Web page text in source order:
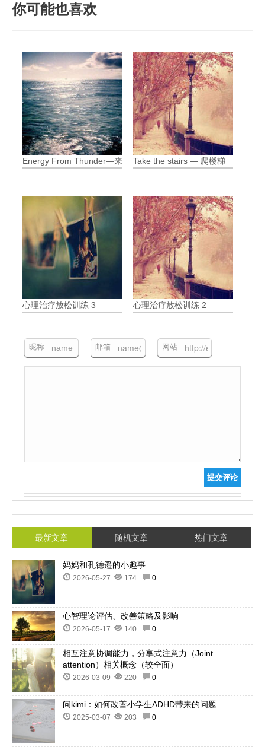
你可能也喜欢
Energy From Thunder—来自闪电的能量Take the stairs — 爬楼梯
心理治疗放松训练 3 心理治疗放松训练 2
昵称 邮箱 网站
提交评论
最新文章 随机文章 热门文章
妈妈和孔德遥的小趣事
2026-05-27 174 0
心智理论评估、改善策略及影响
2026-05-17 140 0
相互注意协调能力，分享式注意力（Joint
attention）相关概念（较全面）
2026-03-09 220 0
问kimi：如何改善小学生ADHD带来的问题
2025-03-07 203 0